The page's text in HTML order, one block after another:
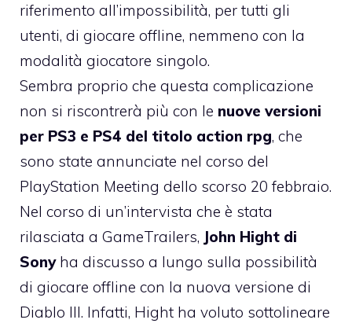
riferimento all’impossibilità, per tutti gli
utenti, di giocare offline, nemmeno con la
modalità giocatore singolo.
Sembra proprio che questa complicazione
non si riscontrerà più con le nuove versioni
per PS3 e PS4 del titolo action rpg, che
sono state annunciate nel corso del
PlayStation Meeting dello scorso 20 febbraio.
Nel corso di un’intervista che è stata
rilasciata a GameTrailers, John Hight di
Sonyha discusso a lungo sulla possibilità
di giocare offline con la nuova versione di
Diablo III. Infatti, Hight ha voluto sottolineare